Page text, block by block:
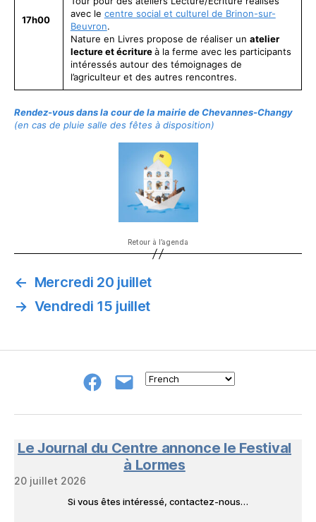
17h00
avec le centre social et culturel de Brinon-sur-
Beuvron.
Nature en Livres propose de réaliser un atelier
lecture et écritureà la ferme avec les participants
intéressés autour des témoignages de
l’agriculteur et des autres rencontres.
Rendez-vousdans la cour de la mairie de Chevannes-Changy
(en cas de pluie salle des fêtes à disposition)
Retour à l’agenda
← Mercredi 20 juillet
→ Vendredi 15 juillet
Groupe
NeL
E-
à
Livres
Le Journal du Centre annonce le Festival
à Lormes
20 juillet 2026
Si vous êtes intéressé, contactez-nous…